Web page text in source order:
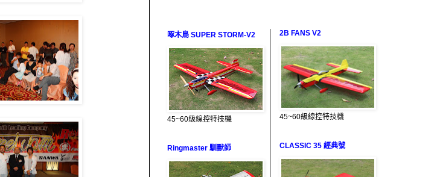
啄木鳥 SUPER STORM-V2
45~60級線控特技機
Ringmaster 馴獸師
2B FANS V2
45~60級線控特技機
CLASSIC 35 經典號